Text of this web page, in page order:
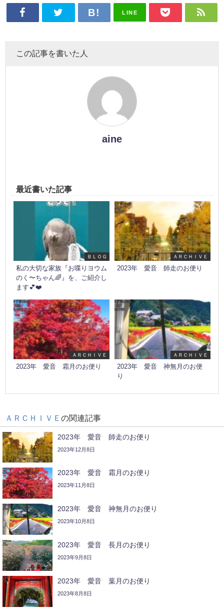
LINE
この記事を書いた人
aine
最近書いた記事
ＢＬＯＧ
私の大切な家族『お喋りヨウム
のく〜ちゃん🌈』を、ご紹介し
ます💕❤️
ＡＲＣＨＩＶＥ
2023年 愛音 師走のお便り
ＡＲＣＨＩＶＥ
2023年 愛音 霜月のお便り
ＡＲＣＨＩＶＥ
2023年 愛音 神無月のお便
り
ＡＲＣＨＩＶＥ の関連記事
2023年 愛音 師走のお便り
2023年12月8日
2023年 愛音 霜月のお便り
2023年11月8日
2023年 愛音 神無月のお便り
2023年10月8日
2023年 愛音 長月のお便り
2023年9月8日
2023年 愛音 葉月のお便り
2023年8月8日